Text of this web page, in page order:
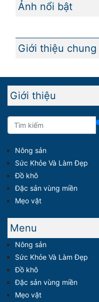
Ảnh nổi bật
Giới thiệu chung
Giới thiệu
Nông sản
Sức Khỏe Và Làm Đẹp
Đồ khô
Đặc sản vùng miền
Mẹo vặt
Menu
Nông sản
Sức Khỏe Và Làm Đẹp
Đồ khô
Đặc sản vùng miền
Mẹo vặt